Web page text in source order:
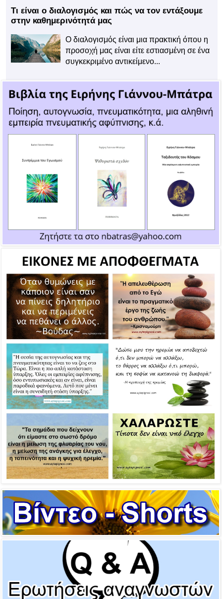
Τι είναι ο διαλογισμός και πώς να τον εντάξουμε
στην καθημερινότητά μας
Ο διαλογισμός είναι μια πρακτική όπου η
προσοχή μας είναι είτε εστιασμένη σε ένα
συγκεκριμένο αντικείμενο...